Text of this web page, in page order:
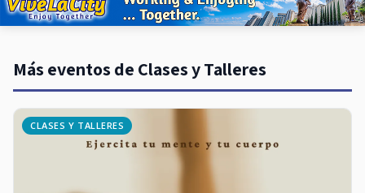
Más eventos de Clases y Talleres
CLASES Y TALLERES